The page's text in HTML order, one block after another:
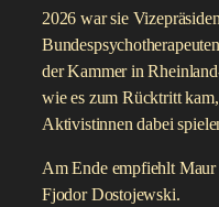
2026 war sie
der Kammer in
wie es zum Rücktritt
Aktivistinnen dabei
Am Ende empfiehlt
Fjodor Dostojewski.